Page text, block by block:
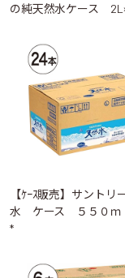
の純天然水ケース
【ｹｰｽ販売】サント
水 ケース ５５０ｍ
*